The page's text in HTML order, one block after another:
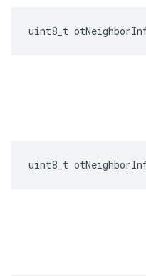
uint8_t
uint8_t